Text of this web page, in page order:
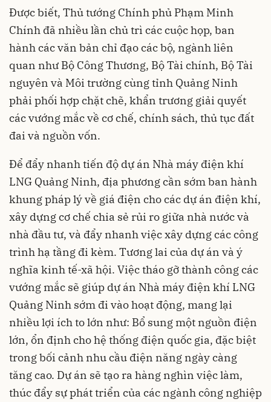
Được biết, Thủ tướng Chính phủ Phạm Minh
Chính đã nhiều lần chủ trì các cuộc họp, ban
hành các văn bản chỉ đạo các bộ, ngành liên
quan như Bộ Công Thương, Bộ Tài chính, Bộ Tài
nguyên và Môi trường cùng tỉnh Quảng Ninh
phải phối hợp chặt chẽ, khẩn trương giải quyết
các vướng mắc về cơ chế, chính sách, thủ tục đất
đai và nguồn vốn.
Để đẩy nhanh tiến độ dự án Nhà máy điện khí
LNG Quảng Ninh, địa phương cần sớm ban hành
khung pháp lý về giá điện cho các dự án điện khí,
xây dựng cơ chế chia sẻ rủi ro giữa nhà nước và
nhà đầu tư, và đẩy nhanh việc xây dựng các công
trình hạ tầng đi kèm. Tương lai của dự án và ý
nghĩa kinh tế-xã hội. Việc tháo gỡ thành công các
vướng mắc sẽ giúp dự án Nhà máy điện khí LNG
Quảng Ninh sớm đi vào hoạt động, mang lại
nhiều lợi ích to lớn như: Bổ sung một nguồn điện
lớn, ổn định cho hệ thống điện quốc gia, đặc biệt
trong bối cảnh nhu cầu điện năng ngày càng
tăng cao. Dự án sẽ tạo ra hàng nghìn việc làm,
thúc đẩy sự phát triển của các ngành công nghiệp